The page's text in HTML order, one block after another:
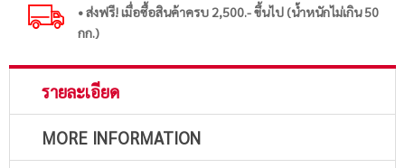
• ส่งฟรี! เมื่อซื้อสินค้าครบ 2,500.- ขึ้นไป (น้ำหนักไม่เกิน 50
กก.)
รายละเอียด
MORE INFORMATION